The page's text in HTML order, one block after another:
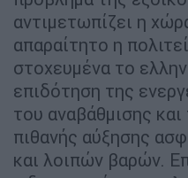
αντιμετωπίζει η
απαραίτητο η
στοχευμένα το
επιδότηση της
του αναβάθμισης
πιθανής αύξησης
και λοιπών βαρών.